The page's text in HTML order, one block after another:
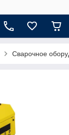
Сварочное